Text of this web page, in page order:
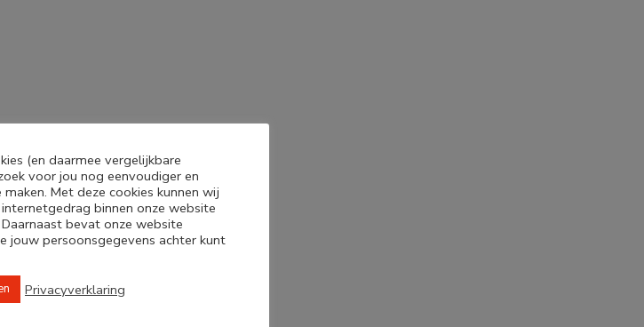
(en daarmee vergelijkbare
voor jou nog eenvoudiger en
Met deze cookies kunnen wij
binnen onze website
bevat onze website
jouw persoonsgegevens achter kunt
Privacyverklaring